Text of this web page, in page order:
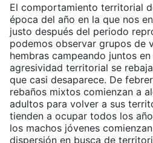
El comportamiento territorial
época del año en la que nos
justo después del periodo
podemos observar grupos de
hembras campeando juntos
agresividad territorial se
que casi desaparece. De
rebaños mixtos comienzan a
adultos para volver a sus
tienden a ocupar todos los
los machos jóvenes
dispersión en busca de